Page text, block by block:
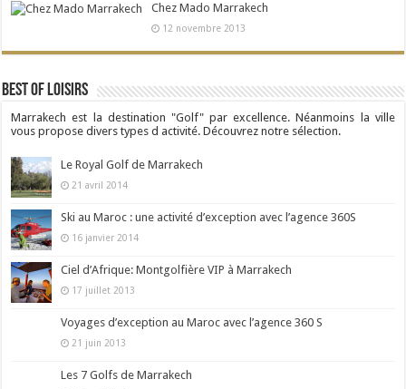
Chez Mado Marrakech
12 novembre 2013
Best Of Loisirs
Marrakech est la destination "Golf" par excellence. Néanmoins la ville
vous propose divers types d activité. Découvrez notre sélection.
Le Royal Golf de Marrakech
21 avril 2014
Ski au Maroc : une activité d’exception avec l’agence 360S
16 janvier 2014
Ciel d’Afrique: Montgolfière VIP à Marrakech
17 juillet 2013
Voyages d’exception au Maroc avec l’agence 360 S
21 juin 2013
Les 7 Golfs de Marrakech